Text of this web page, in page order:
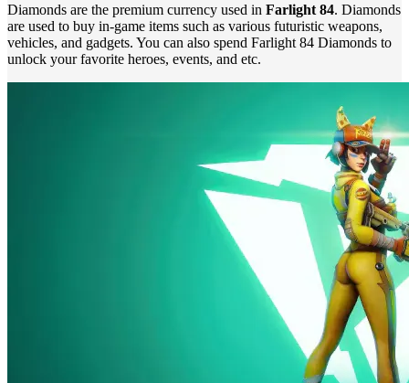
Diamonds are the premium currency used in Farlight 84. Diamonds
are used to buy in-game items such as various futuristic weapons,
vehicles, and gadgets. You can also spend Farlight 84 Diamonds to
unlock your favorite heroes, events, and etc.